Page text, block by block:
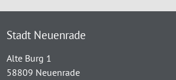
Stadt Neuenrade
Alte Burg 1
58809 Neuenrade